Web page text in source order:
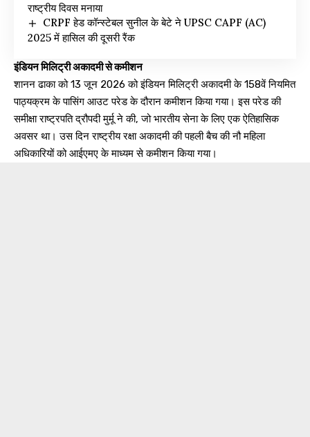
राष्ट्रीय दिवस मनाया
CRPF हेड कॉन्स्टेबल सुनील के बेटे ने UPSC CAPF (AC)
2025 में हासिल की दूसरी रैंक
इंडियन मिलिट्री अकादमी से कमीशन
शानन ढाका को 13 जून 2026 को इंडियन मिलिट्री अकादमी के 158वें नियमित
पाठ्यक्रम के पासिंग आउट परेड के दौरान कमीशन किया गया। इस परेड की
समीक्षा राष्ट्रपति द्रौपदी मुर्मू ने की, जो भारतीय सेना के लिए एक ऐतिहासिक
अवसर था। उस दिन राष्ट्रीय रक्षा अकादमी की पहली बैच की नौ महिला
अधिकारियों को आईएमए के माध्यम से कमीशन किया गया।